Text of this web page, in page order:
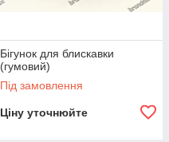
Бігунок для блискавки
(гумовий)
Під замовлення
Ціну уточнюйте